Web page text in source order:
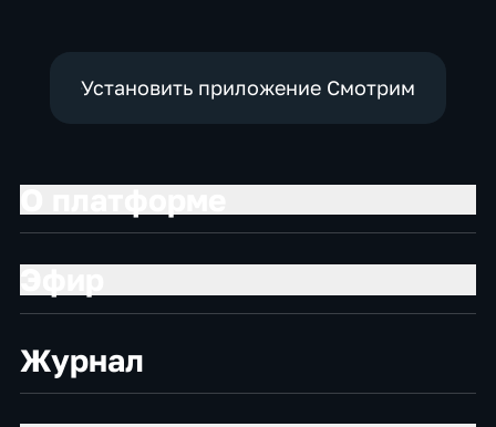
Установить приложение Смотрим
Журнал